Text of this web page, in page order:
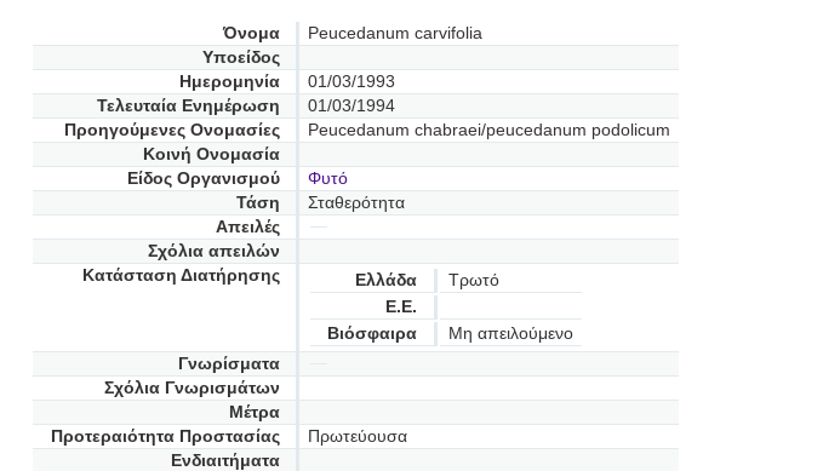
Όνομα
Peucedanum carvifolia
Υποείδος
Ημερομηνία
01/03/1993
Τελευταία Ενημέρωση
01/03/1994
Προηγούμενες Oνομασίες
Peucedanum chabraei/peucedanum podolicum
Κοινή Ονομασία
Είδος Οργανισμού
Φυτό
Τάση
Σταθερότητα
Απειλές
Σχόλια απειλών
Κατάσταση Διατήρησης
Ελλάδα
Τρωτό
Ε.Ε.
Βιόσφαιρα
Μη απειλούμενο
Γνωρίσματα
Σχόλια Γνωρισμάτων
Μέτρα
Προτεραιότητα Προστασίας
Πρωτεύουσα
Ενδιαιτήματα